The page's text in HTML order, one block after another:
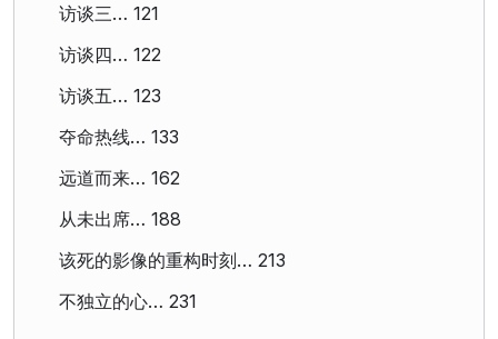
访谈三… 121
访谈四… 122
访谈五… 123
夺命热线… 133
远道而来… 162
从未出席… 188
该死的影像的重构时刻… 213
不独立的心… 231